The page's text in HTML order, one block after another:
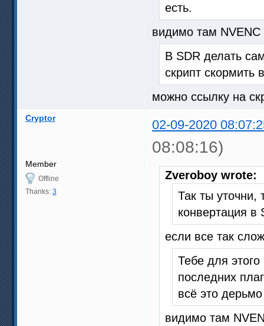
есть.
видимо там NVENС
В SDR делать
скрипт скормить
можно ссылку на
Cryptor 02-09-2020
08:08:16)
Member
Offline
Thanks: 3
Zveroboy wrote:
Так ты уточни,
конвертация в
если все так
Тебе для
последних
всё это дерьмо
видимо там